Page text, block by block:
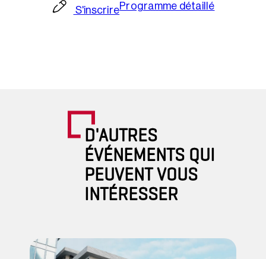
S'inscrireProgramme détaillé
D'AUTRES
ÉVÉNEMENTS QUI
PEUVENT VOUS
INTÉRESSER